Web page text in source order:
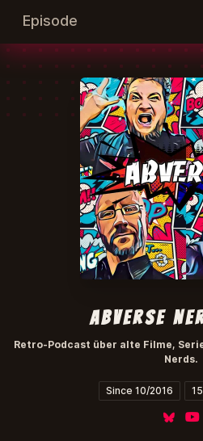
Episode
abverse
Retro-Podcast über alte Filme,
Nerds.
Since 10/2016
Bluesky